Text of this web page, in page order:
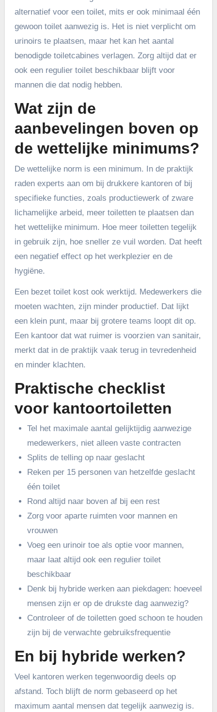
alternatief voor een toilet, mits er ook minimaal één
gewoon toilet aanwezig is. Het is niet verplicht om
urinoirs te plaatsen, maar het kan het aantal
benodigde toiletcabines verlagen. Zorg altijd dat er
ook een regulier toilet beschikbaar blijft voor
mannen die dat nodig hebben.
Wat zijn de
aanbevelingen boven op
de wettelijke minimums?
De wettelijke norm is een minimum. In de praktijk
raden experts aan om bij drukkere kantoren of bij
specifieke functies, zoals productiewerk of zware
lichamelijke arbeid, meer toiletten te plaatsen dan
het wettelijke minimum. Hoe meer toiletten tegelijk
in gebruik zijn, hoe sneller ze vuil worden. Dat heeft
een negatief effect op het werkplezier en de
hygiëne.
Een bezet toilet kost ook werktijd. Medewerkers die
moeten wachten, zijn minder productief. Dat lijkt
een klein punt, maar bij grotere teams loopt dit op.
Een kantoor dat wat ruimer is voorzien van sanitair,
merkt dat in de praktijk vaak terug in tevredenheid
en minder klachten.
Praktische checklist
voor kantoortoiletten
Tel het maximale aantal gelijktijdig aanwezige
medewerkers, niet alleen vaste contracten
Splits de telling op naar geslacht
Reken per 15 personen van hetzelfde geslacht
één toilet
Rond altijd naar boven af bij een rest
Zorg voor aparte ruimten voor mannen en
vrouwen
Voeg een urinoir toe als optie voor mannen,
maar laat altijd ook een regulier toilet
beschikbaar
Denk bij hybride werken aan piekdagen: hoeveel
mensen zijn er op de drukste dag aanwezig?
Controleer of de toiletten goed schoon te houden
zijn bij de verwachte gebruiksfrequentie
En bij hybride werken?
Veel kantoren werken tegenwoordig deels op
afstand. Toch blijft de norm gebaseerd op het
maximum aantal mensen dat tegelijk aanwezig is.